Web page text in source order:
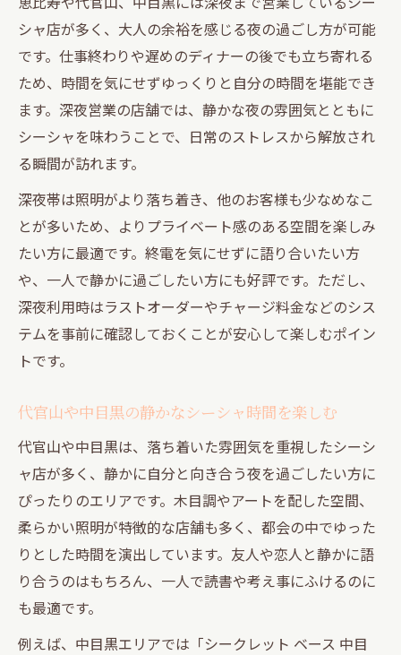
シャ店が多く、大人の余裕を感じる夜の過ごし方が可能
です。仕事終わりや遅めのディナーの後でも立ち寄れる
ため、時間を気にせずゆっくりと自分の時間を堪能でき
ます。深夜営業の店舗では、静かな夜の雰囲気とともに
シーシャを味わうことで、日常のストレスから解放され
る瞬間が訪れます。
深夜帯は照明がより落ち着き、他のお客様も少なめなこ
とが多いため、よりプライベート感のある空間を楽しみ
たい方に最適です。終電を気にせずに語り合いたい方
や、一人で静かに過ごしたい方にも好評です。ただし、
深夜利用時はラストオーダーやチャージ料金などのシス
テムを事前に確認しておくことが安心して楽しむポイン
トです。
代官山や中目黒の静かなシーシャ時間を楽しむ
代官山や中目黒は、落ち着いた雰囲気を重視したシーシ
ャ店が多く、静かに自分と向き合う夜を過ごしたい方に
ぴったりのエリアです。木目調やアートを配した空間、
柔らかい照明が特徴的な店舗も多く、都会の中でゆった
りとした時間を演出しています。友人や恋人と静かに語
り合うのはもちろん、一人で読書や考え事にふけるのに
も最適です。
例えば、中目黒エリアでは「シークレット ベース 中目